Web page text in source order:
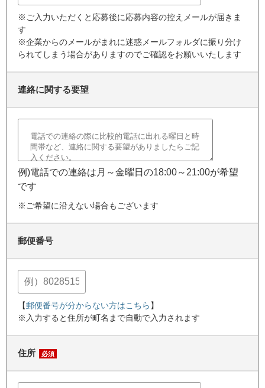
※ご入力いただくと応募後に応募内容の控えメールが届きま
す
※企業からのメールがまれに迷惑メールフォルダに振り分け
られてしまう場合がありますのでご確認をお願いいたします
連絡に関する要望
例)電話での連絡は月～金曜日の18:00～21:00が希望
です
※ご希望に沿えない場合もございます
郵便番号
【郵便番号が分からない方はこちら 】
※入力すると住所が町名まで自動で入力されます
住所 必須